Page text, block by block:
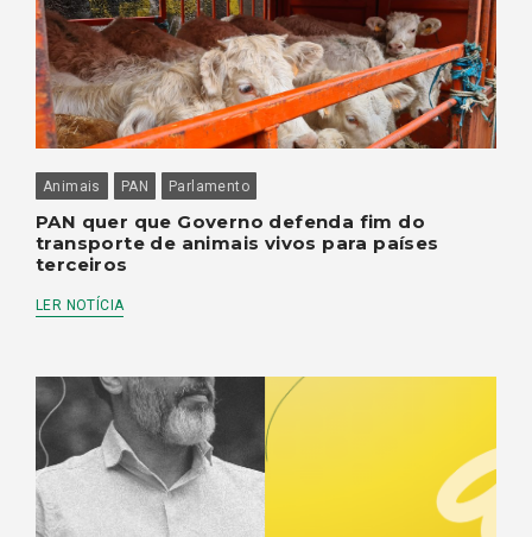
Animais PAN Parlamento
PAN quer que Governo defenda fim do
transporte de animais vivos para países
terceiros
LER NOTÍCIA